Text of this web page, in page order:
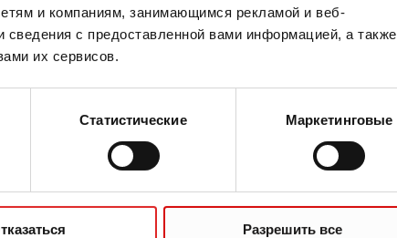
и компаниям, занимающимся рекламой и веб-
с предоставленной вами информацией, а также
их сервисов.
Статистические Маркетинговые
Разрешить все